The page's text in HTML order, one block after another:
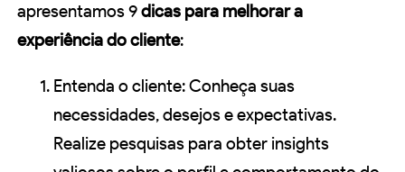
apresentamos 9dicas para melhorar a
experiência do cliente:
Entenda o cliente: Conheça suas
necessidades, desejos e expectativas.
Realize pesquisas para obter insights